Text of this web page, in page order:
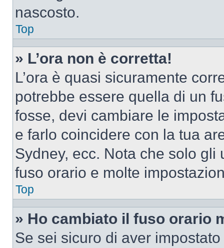
nascosto.
Top
» L’ora non è corretta!
L’ora è quasi sicuramente
potrebbe essere quella di un
fosse, devi cambiare le
e farlo coincidere con la tua
Sydney, ecc. Nota che solo
fuso orario e molte
Top
» Ho cambiato il fuso orario
Se sei sicuro di aver